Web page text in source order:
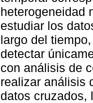
heterogeneidad
estudiar los
largo del
detectar
con análisis de
realizar análisis
datos cruzados,